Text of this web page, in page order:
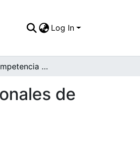
Log In
Escena de competencia de Judo en los Campeonatos Nacionales de Judo
de